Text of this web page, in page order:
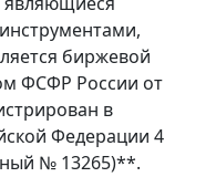
биржевой
ФСФР России от
в
Федерации 4
№ 13265)**.